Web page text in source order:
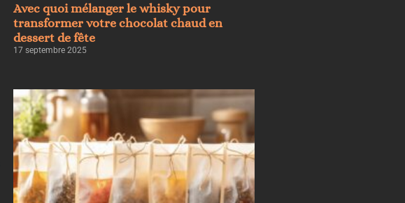
Avec quoi mélanger le whisky pour
transformer votre chocolat chaud en
dessert de fête
17 septembre 2025